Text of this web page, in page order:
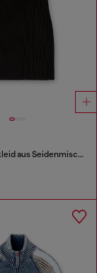
Kurzes Polokleid aus Seidenmischung in Rippstrick